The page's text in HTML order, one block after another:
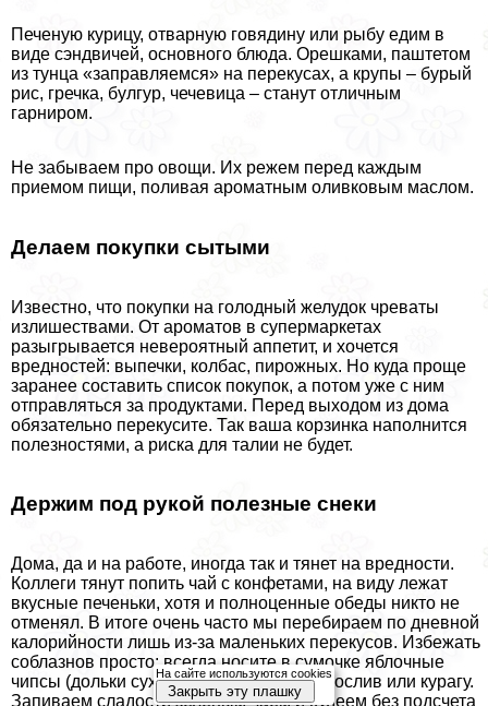
Печеную курицу, отварную говядину или рыбу едим в
виде сэндвичей, основного блюда. Орешками, паштетом
из тунца «заправляемся» на перекусах, а крупы – бурый
рис, гречка, булгур, чечевица – станут отличным
гарниром.
Не забываем про овощи. Их режем перед каждым
приемом пищи, поливая ароматным оливковым маслом.
Делаем покупки сытыми
Известно, что покупки на голодный желудок чреваты
излишествами. От ароматов в супермаркетах
разыгрывается невероятный аппетит, и хочется
вредностей: выпечки, колбас, пирожных. Но куда проще
заранее составить список покупок, а потом уже с ним
отправляться за продуктами. Перед выходом из дома
обязательно перекусите. Так ваша корзинка наполнится
полезностями, а риска для талии не будет.
Держим под рукой полезные снеки
Дома, да и на работе, иногда так и тянет на вредности.
Коллеги тянут попить чай с конфетами, на виду лежат
вкусные печеньки, хотя и полноценные обеды никто не
отменял. В итоге очень часто мы перебираем по дневной
калорийности лишь из-за маленьких перекусов. Избежать
coблaзнов просто: всегда носите в сумочке яблочные
чипсы (дольки сухих яблок), орехи, чернослив или курагу.
Запиваем сладости зеленым чаем и худеем без подсчета
На сайте используются cookies
Закрыть эту плашку